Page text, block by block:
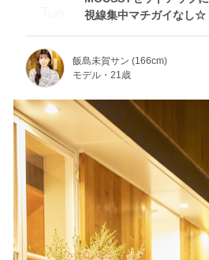
Tue
視線集中マチガイなし☆
飯島未賀サン (166cm)
モデル・21歳